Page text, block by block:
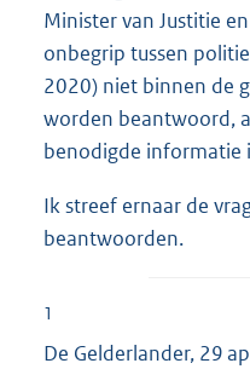
Minister van Justitie
onbegrip tussen
2020) niet binnen de
worden beantwoord,
benodigde informatie
Ik streef ernaar de
beantwoorden.
1
De Gelderlander, 29